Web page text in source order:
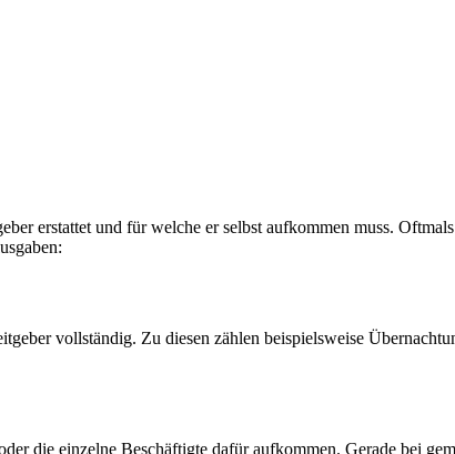
erstattet und für welche er selbst aufkommen muss.
vollständig. Zu diesen zählen beispielsweise
die einzelne Beschäftigte dafür aufkommen. Gerade bei